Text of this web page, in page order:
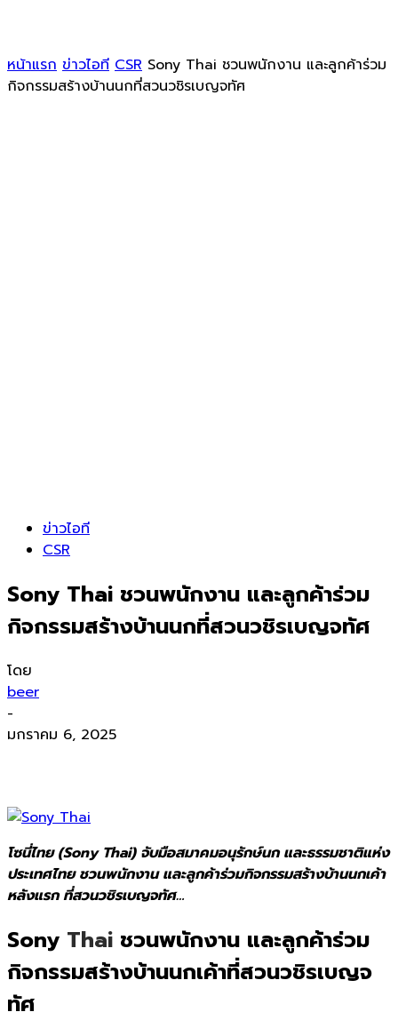
หน้าแรก ข่าวไอที CSR Sony Thai ชวนพนักงาน และลูกค้าร่วม
กิจกรรมสร้างบ้านนกที่สวนวชิรเบญจทัศ
ข่าวไอที
CSR
Sony Thai ชวนพนักงาน และลูกค้าร่วม
กิจกรรมสร้างบ้านนกที่สวนวชิรเบญจทัศ
โดย
beer
-
มกราคม 6, 2025
โซนี่ไทย (Sony Thai) จับมือสมาคมอนุรักษ์นก และธรรมชาติแห่ง
ประเทศไทย ชวนพนักงาน และลูกค้าร่วมกิจกรรมสร้างบ้านนกเค้า
หลังแรก ที่สวนวชิรเบญจทัศ…
Sony Thai ชวนพนักงาน และลูกค้าร่วม
กิจกรรมสร้างบ้านนกเค้าที่สวนวชิรเบญจ
ทัศ